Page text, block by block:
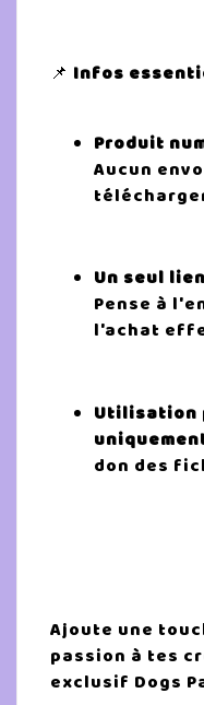
📌 Infos
Produit
Aucun
Un seul
Pense à
l'achat
Utilisation
don des
Ajoute une
passion à tes
exclusif Dogs